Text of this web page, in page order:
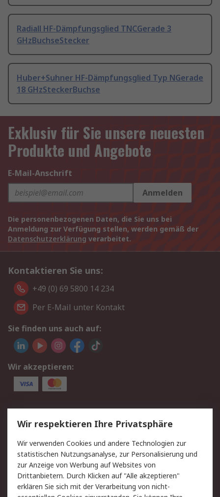
Radiall HF-Dämpfungsglied TNCGerade 3
GHzBuchseStecker
Huber+Suhner HF-Dämpfungsglied Typ NGerade
18 GHzSteckerBuchse
Exklusiv für Sie unsere neuesten
Produkte und Angebote
E-Mail-Anschrift
Anmelden
Die personenbezogenen Daten, die Sie uns bei
Anmeldung zur Verfügung stellen, werden gemäß der
Datenschutzerklärung verarbeitet.
Kontaktieren Sie uns:
+49 (0) 69 5800 14 234
Per E-Mail unter Kontakt
Sie finden uns auch auf:
Wir akzeptieren:
Service
Value Added Services
Lieferlösungen
Rücksendungen
Kontakt
Hilfe
Privatkunden
Rechtliches
Wir respektieren Ihre Privatsphäre
Wir verwenden Cookies und andere Technologien zur
statistischen Nutzungsanalyse, zur Personalisierung und
zur Anzeige von Werbung auf Websites von
Drittanbietern. Durch Klicken auf "Alle akzeptieren"
erklären Sie sich mit der Verarbeitung von nicht-